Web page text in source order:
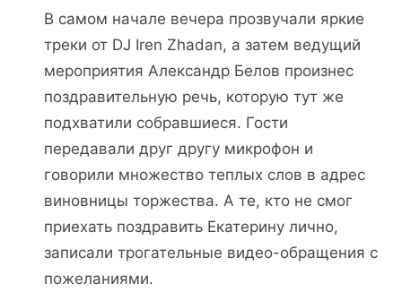
В самом начале вечера прозвучали яркие
треки от DJ Iren Zhadan, а затем ведущий
мероприятия Александр Белов произнес
поздравительную речь, которую тут же
подхватили собравшиеся. Гости
передавали друг другу микрофон и
говорили множество теплых слов в адрес
виновницы торжества. А те, кто не смог
приехать поздравить Екатерину лично,
записали трогательные видео-обращения с
пожеланиями.